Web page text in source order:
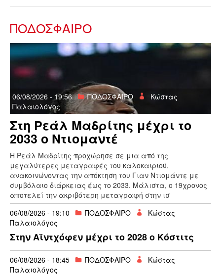
ΠΟΔΟΣΦΑΙΡΟ
06/08/2026 - 19:56 ΠΟΔΟΣΦΑΙΡΟ
Κώστας
Παλαιολόγος
Στη Ρεάλ Μαδρίτης μέχρι το
2033 ο Ντιομαντέ
Η Ρεάλ Μαδρίτης προχώρησε σε μια από της
μεγαλύτερες μεταγραφές του καλοκαιριού,
ανακοινώνοντας την απόκτηση του Γιαν Ντιομάντε με
συμβόλαιο διάρκειας έως το 2033. Μάλιστα, ο 19χρονος
αποτελεί την ακριβότερη μεταγραφή στην ισ
06/08/2026 - 19:10
ΠΟΔΟΣΦΑΙΡΟ
Κώστας
Παλαιολόγος
Στην Αϊντχόφεν μέχρι το 2028 ο Κόστιτς
06/08/2026 - 18:45 ΠΟΔΟΣΦΑΙΡΟ
Κώστας
Παλαιολόγος